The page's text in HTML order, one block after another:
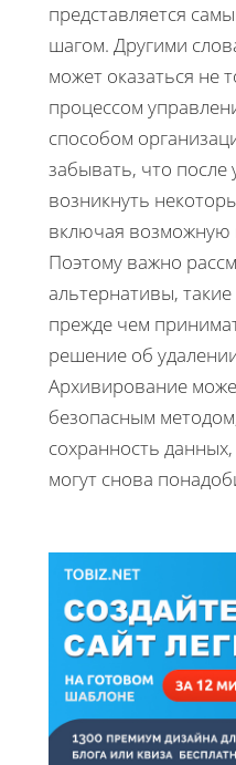
представляется
шагом. Другими
может оказаться не
процессом
способом
забывать, что после
возникнуть
включая
Поэтому важно
альтернативы,
прежде чем
решение об
Архивирование
безопасным
сохранность
могут снова